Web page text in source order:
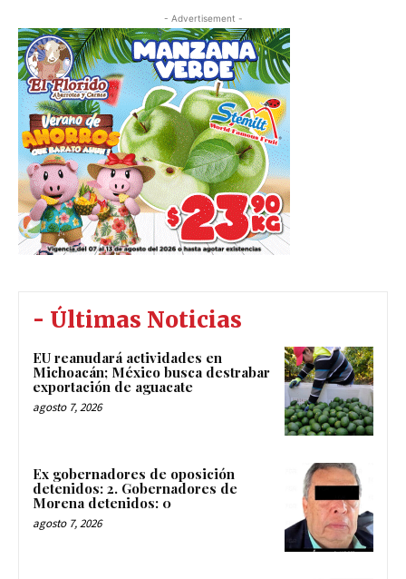
- Advertisement -
- Últimas Noticias
EU reanudará actividades en
Michoacán; México busca destrabar
exportación de aguacate
agosto 7, 2026
Ex gobernadores de oposición
detenidos: 2. Gobernadores de
Morena detenidos: 0
agosto 7, 2026